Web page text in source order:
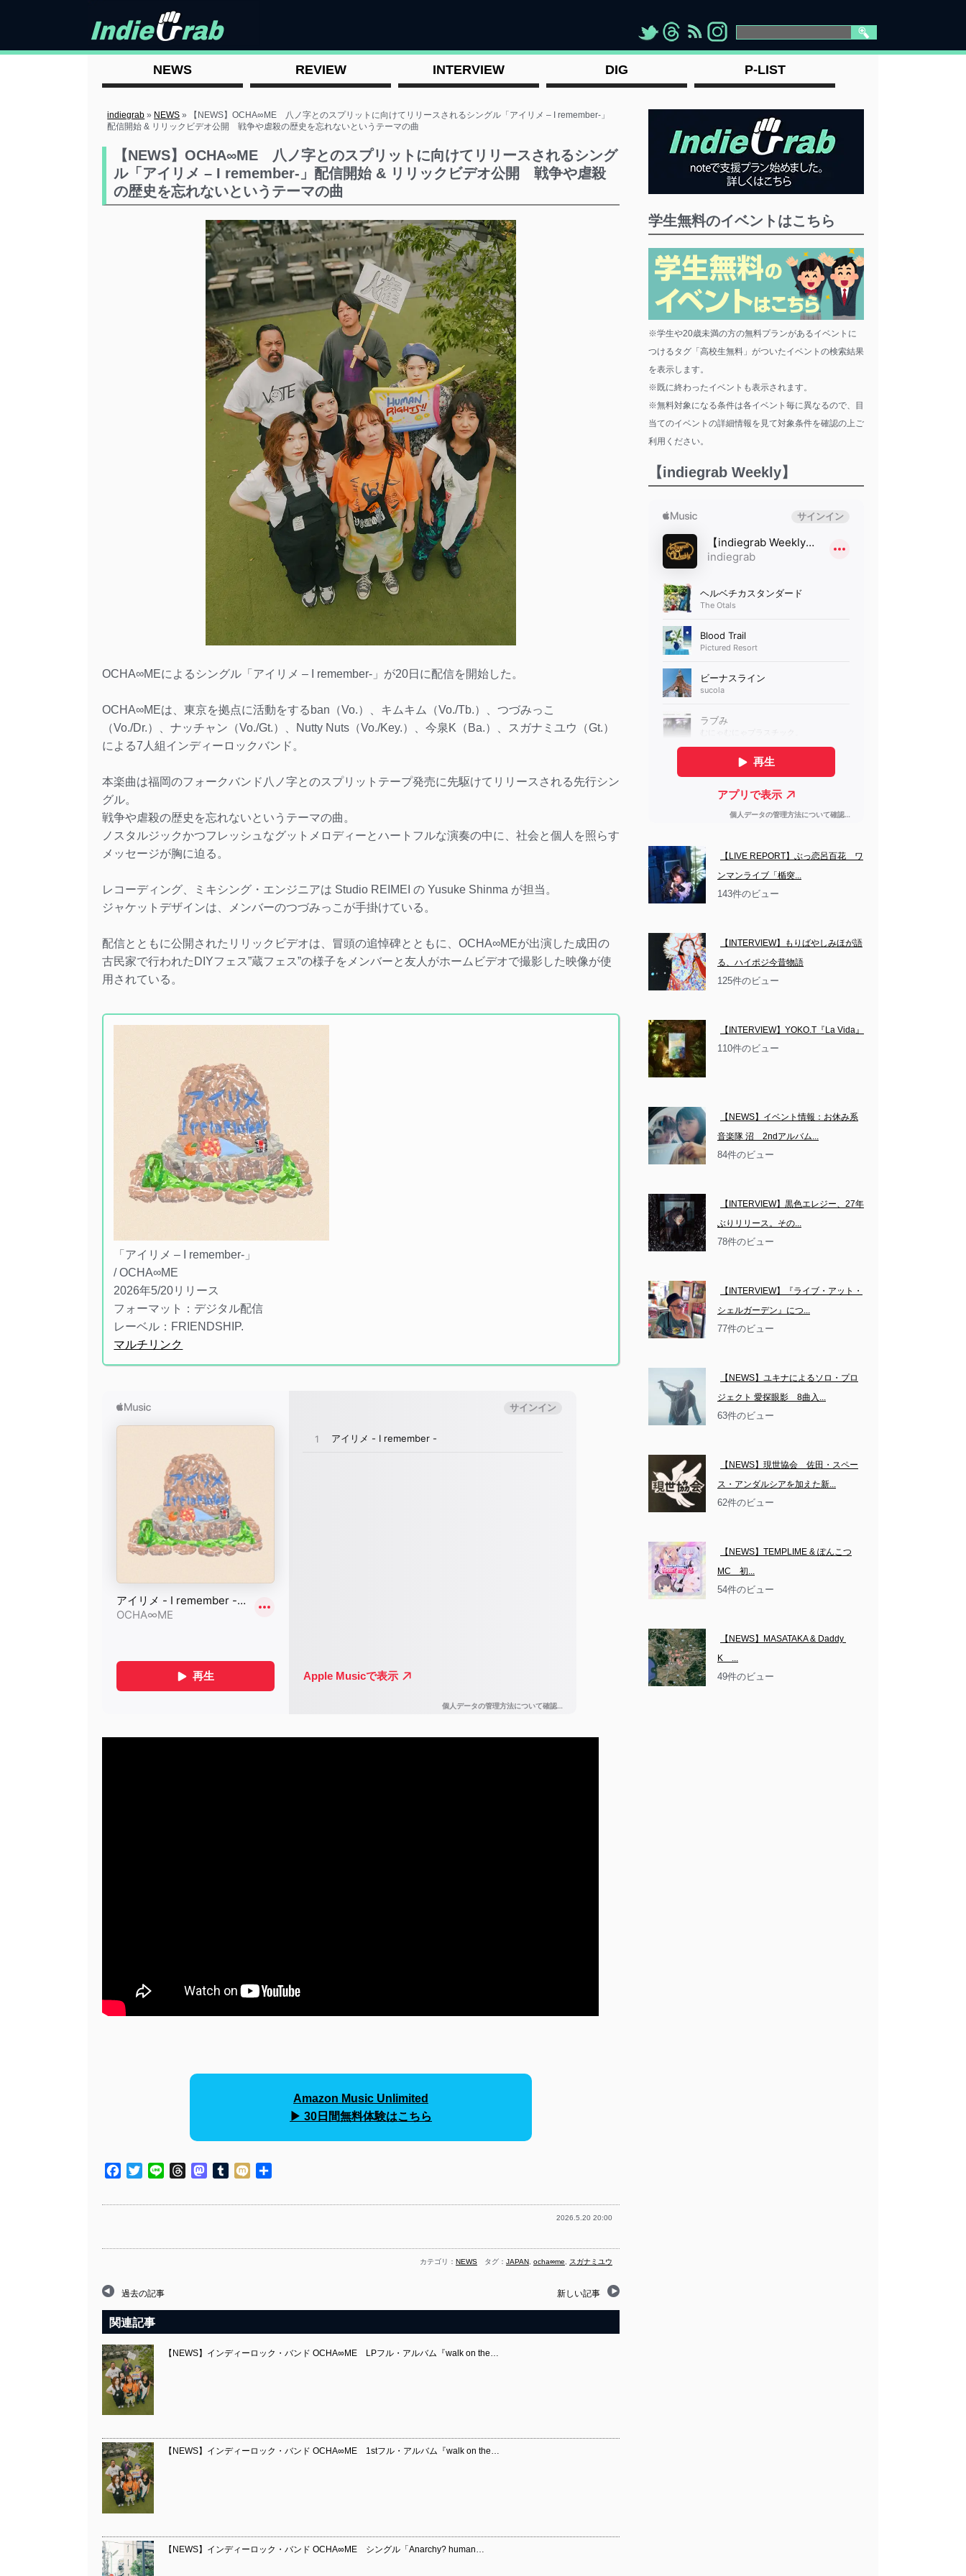
"> "> "> " >
NEWS REVIEW INTERVIEW DIG P-LIST
indiegrab » NEWS »
【NEWS】OCHA∞ME 八ノ字とのスプリットに向けてリリースされるシングル「アイリメ – I remember-」
配信開始 & リリックビデオ公開 戦争や虐殺の歴史を忘れないというテーマの曲
【NEWS】OCHA∞ME 八ノ字とのスプリットに向けてリリースされるシング
ル「アイリメ – I remember-」配信開始 & リリックビデオ公開 戦争や虐殺
の歴史を忘れないというテーマの曲
OCHA∞MEによるシングル「アイリメ – I remember-」が20日に配信を開始した。
OCHA∞MEは、東京を拠点に活動をするban（Vo.）、キムキム（Vo./Tb.）、つづみっこ
（Vo./Dr.）、ナッチャン（Vo./Gt.）、Nutty Nuts（Vo./Key.）、今泉K（Ba.）、スガナミユウ（Gt.）
による7人組インディーロックバンド。
本楽曲は福岡のフォークバンド八ノ字とのスプリットテープ発売に先駆けてリリースされる先行シン
グル。
戦争や虐殺の歴史を忘れないというテーマの曲。
ノスタルジックかつフレッシュなグットメロディーとハートフルな演奏の中に、社会と個人を照らす
メッセージが胸に迫る。
レコーディング、ミキシング・エンジニアは Studio REIMEI の Yusuke Shinma が担当。
ジャケットデザインは、メンバーのつづみっこが手掛けている。
配信とともに公開されたリリックビデオは、冒頭の追悼碑とともに、OCHA∞MEが出演した成田の
古民家で行われたDIYフェス”蔵フェス”の様子をメンバーと友人がホームビデオで撮影した映像が使
用されている。
「アイリメ – I remember-」
/ OCHA∞ME
2026年5/20リリース
フォーマット：デジタル配信
レーベル：FRIENDSHIP.
マルチリンク
Amazon Music Unlimited
▶︎ 30日間無料体験はこちら
Facebook
TwitterLine ThreadsMastodon
TumblrMixi
2026.5.20 20:00
カテゴリ： NEWS タグ： JAPAN ocha∞me スガナミユウ
過去の記事 新しい記事
関連記事
【NEWS】インディーロック・バンド OCHA∞ME LPフル・アルバム『walk on the…
【NEWS】インディーロック・バンド OCHA∞ME 1stフル・アルバム『walk on the…
【NEWS】インディーロック・バンド OCHA∞ME シングル「Anarchy? human…
学生無料のイベントはこちら
※学生や20歳未満の方の無料プランがあるイベントに
つけるタグ「高校生無料」がついたイベントの検索結果
を表示します。
※既に終わったイベントも表示されます。
※無料対象になる条件は各イベント毎に異なるので、目
当てのイベントの詳細情報を見て対象条件を確認の上ご
利用ください。
【indiegrab Weekly】
【LIVE REPORT】ぶっ恋呂百花　ワ
ンマンライブ「楯突...
143件のビュー
【INTERVIEW】もりばやしみほが語
る、ハイポジ今昔物語
125件のビュー
【INTERVIEW】YOKO.T『La Vida』
110件のビュー
【NEWS】イベント情報：お休み系
音楽隊 沼　2ndアルバム...
84件のビュー
【INTERVIEW】黒色エレジー、27年
ぶりリリース。その...
78件のビュー
【INTERVIEW】『ライブ・アット・
シェルガーデン』につ...
77件のビュー
【NEWS】ユキナによるソロ・プロ
ジェクト 愛探眼影　8曲入...
63件のビュー
【NEWS】現世協会　佐田・スペー
ス・アンダルシアを加えた新...
62件のビュー
【NEWS】TEMPLIME & ぽんこつ
MC　初...
54件のビュー
【NEWS】MASATAKA & Daddy
K　...
49件のビュー